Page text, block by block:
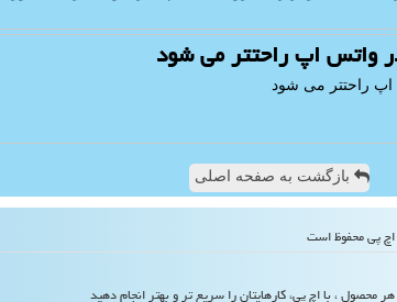
واتس اپ راحتتر می شود
راحتتر می شود
بازگشت به صفحه اصلی
محصول ، با اچ پی، کارهایتان را سریع تر و بهتر انجام دهید